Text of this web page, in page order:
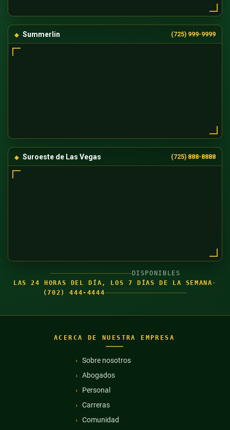
Summerlin (725) 999-9999
Suroeste de Las Vegas (725) 888-8888
DISPONIBLES
LAS 24 HORAS DEL DÍA, LOS 7 DÍAS DE LA SEMANA ·
(702) 444-4444
ACERCA DE NUESTRA EMPRESA
Sobre nosotros
Abogados
Personal
Carreras
Comunidad